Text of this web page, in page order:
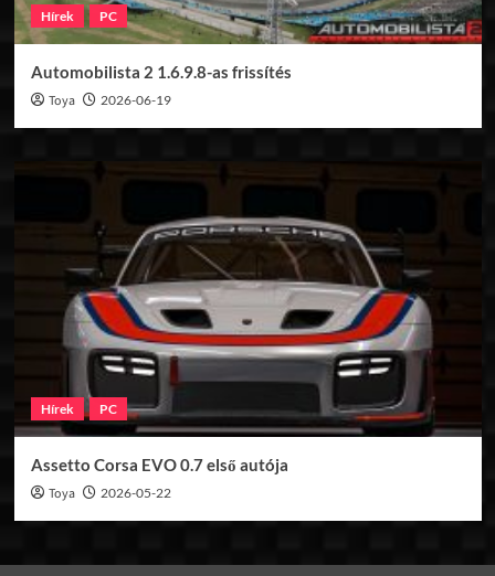
Hírek PC
Automobilista 2 1.6.9.8-as frissítés
Toya 2026-06-19
Hírek PC
Assetto Corsa EVO 0.7 első autója
Toya 2026-05-22